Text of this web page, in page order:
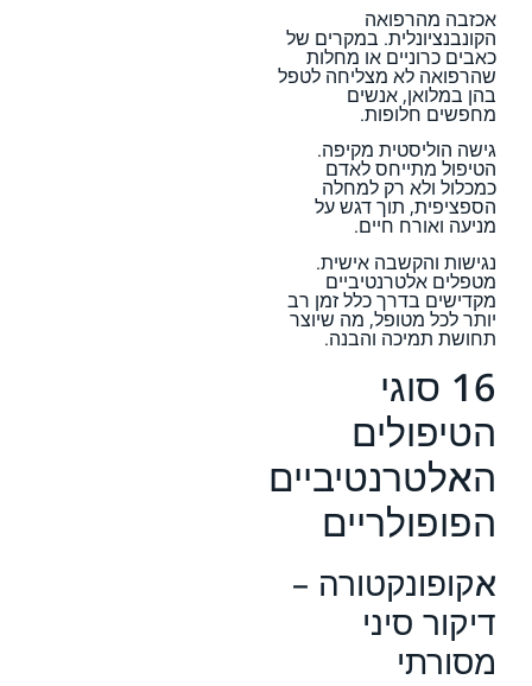
אכזבה מהרפואה
הקונבנציונלית. במקרים של
כאבים כרוניים או מחלות
שהרפואה לא מצליחה לטפל
בהן במלואן, אנשים
מחפשים חלופות.
גישה הוליסטית מקיפה.
הטיפול מתייחס לאדם
כמכלול ולא רק למחלה
הספציפית, תוך דגש על
מניעה ואורח חיים.
נגישות והקשבה אישית.
מטפלים אלטרנטיביים
מקדישים בדרך כלל זמן רב
יותר לכל מטופל, מה שיוצר
תחושת תמיכה והבנה.
16 סוגי
הטיפולים
האלטרנטיביים
הפופולריים
אקופונקטורה –
דיקור סיני
מסורתי